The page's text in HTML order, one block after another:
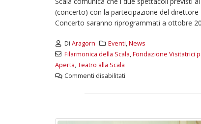
(concerto) con la partecipazione del
Concerto saranno riprogrammati a ottobre
Di Aragorn Eventi,News
Filarmonica della Scala,Fondazione Visitatrici
Aperta,Teatro alla Scala
Commenti disabilitati